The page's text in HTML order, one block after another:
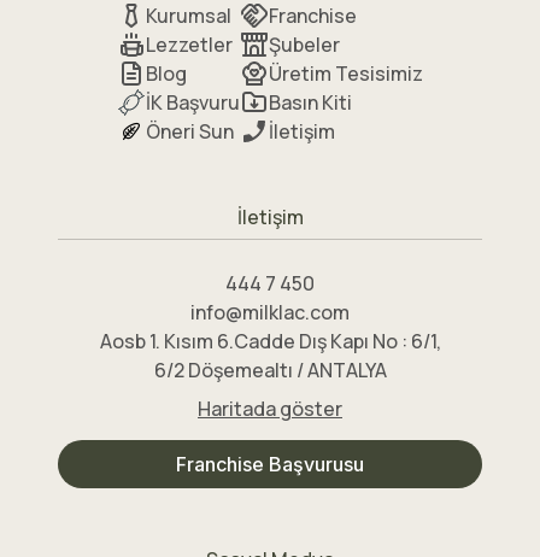
Kurumsal
Lezzetler
Blog
İK Başvuru
Öneri Sun
Franchise
Şubeler
Üretim Tesisimiz
Basın Kiti
İletişim
İletişim
444 7 450
info@milklac.com
Aosb 1. Kısım 6.Cadde Dış Kapı No : 6/1,
6/2 Döşemealtı / ANTALYA
Haritada göster
Franchise Başvurusu